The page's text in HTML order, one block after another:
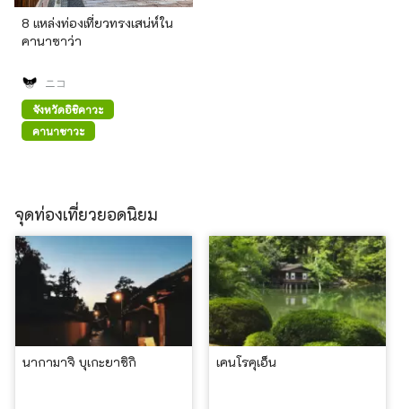
8 แหล่งท่องเที่ยวทรงเสน่ห์ใน
คานาซาว่า
ニコ
จังหวัดอิชิคาวะ
คานาซาวะ
จุดท่องเที่ยวยอดนิยม
นากามาจิ บุเกะยาชิกิ เคนโรคุเอ็น